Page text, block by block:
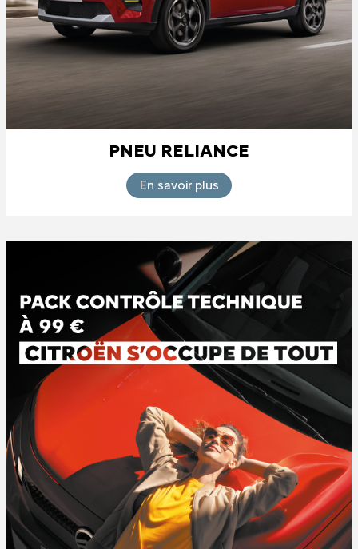
PNEU RELIANCE
En savoir plus